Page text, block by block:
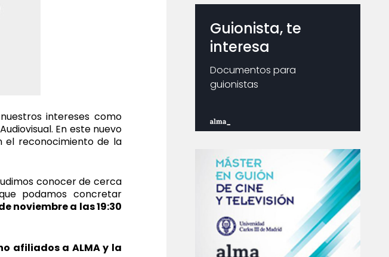
intereses como
En este nuevo
el reconocimiento de la
conocer de cerca
podamos concretar
noviembre a las 19:30
afiliados a ALMA y la
Guionista, te
interesa
Documentos para
guionistas